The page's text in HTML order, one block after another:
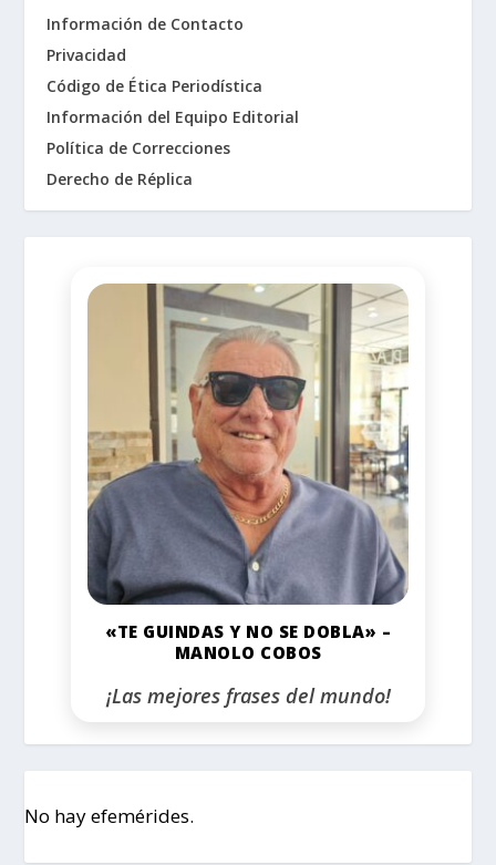
Información de Contacto
Privacidad
Código de Ética Periodística
Información del Equipo Editorial
Política de Correcciones
Derecho de Réplica
«TE GUINDAS Y NO SE DOBLA» –
MANOLO COBOS
¡Las mejores frases del mundo!
No hay efemérides.